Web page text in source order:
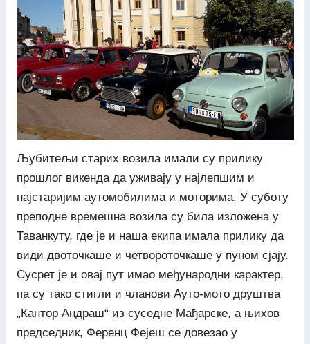
Љубитељи старих возила имали су прилику
прошлог викенда да уживају у најлепшим и
најстаријим аутомобилима и моторима. У суботу
преподне времешна возила су била изложена у
Таванкуту, где је и наша екипа имала прилику да
види двоточкаше и четвороточкаше у пуном сјају.
Сусрет је и овај пут имао међународни карактер,
па су тако стигли и чланови Ауто-мото друштва
„Кантор Андраш“ из суседне Мађарске, а њихов
председник, Ференц Фејеш се довезао у